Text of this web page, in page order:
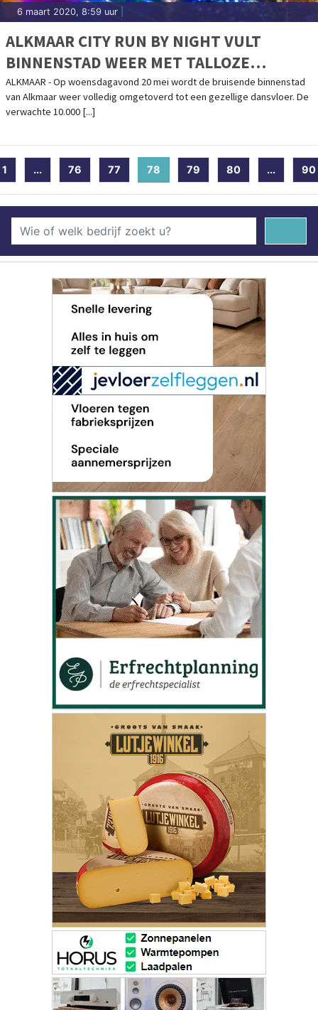
6 maart 2020, 8:59 uur
ALKMAAR CITY RUN BY NIGHT VULT
BINNENSTAD WEER MET TALLOZE
LICHTOBJECTEN
ALKMAAR - Op woensdagavond 20 mei wordt de bruisende binnenstad
van Alkmaar weer volledig omgetoverd tot een gezellige dansvloer. De
verwachte 10.000 [...]
1 ... 76 77 78 (current)
79 80 ... 90